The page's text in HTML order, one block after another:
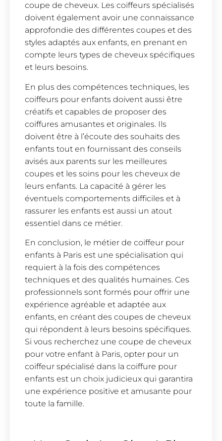
coupe de cheveux. Les coiffeurs spécialisés
doivent également avoir une connaissance
approfondie des différentes coupes et des
styles adaptés aux enfants, en prenant en
compte leurs types de cheveux spécifiques
et leurs besoins.
En plus des compétences techniques, les
coiffeurs pour enfants doivent aussi être
créatifs et capables de proposer des
coiffures amusantes et originales. Ils
doivent être à l’écoute des souhaits des
enfants tout en fournissant des conseils
avisés aux parents sur les meilleures
coupes et les soins pour les cheveux de
leurs enfants. La capacité à gérer les
éventuels comportements difficiles et à
rassurer les enfants est aussi un atout
essentiel dans ce métier.
En conclusion, le métier de coiffeur pour
enfants à Paris est une spécialisation qui
requiert à la fois des compétences
techniques et des qualités humaines. Ces
professionnels sont formés pour offrir une
expérience agréable et adaptée aux
enfants, en créant des coupes de cheveux
qui répondent à leurs besoins spécifiques.
Si vous recherchez une coupe de cheveux
pour votre enfant à Paris, opter pour un
coiffeur spécialisé dans la coiffure pour
enfants est un choix judicieux qui garantira
une expérience positive et amusante pour
toute la famille.